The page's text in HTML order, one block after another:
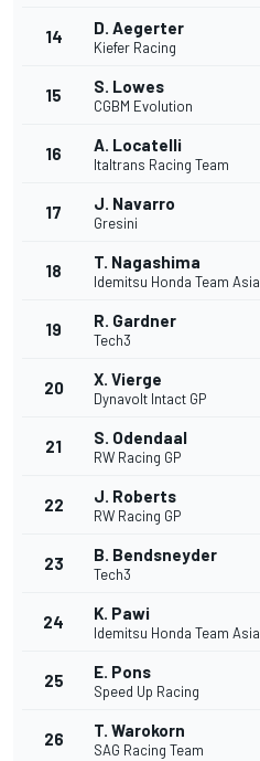
14 D. Aegerter
Kiefer Racing
15 S. Lowes
CGBM Evolution
16 A. Locatelli
Italtrans Racing Team
17 J. Navarro
Gresini
18 T. Nagashima
Idemitsu Honda Team Asia
19 R. Gardner
Tech3
20 X. Vierge
Dynavolt Intact GP
21 S. Odendaal
RW Racing GP
22 J. Roberts
RW Racing GP
23 B. Bendsneyder
Tech3
24 K. Pawi
Idemitsu Honda Team Asia
25 E. Pons
Speed Up Racing
26 T. Warokorn
SAG Racing Team